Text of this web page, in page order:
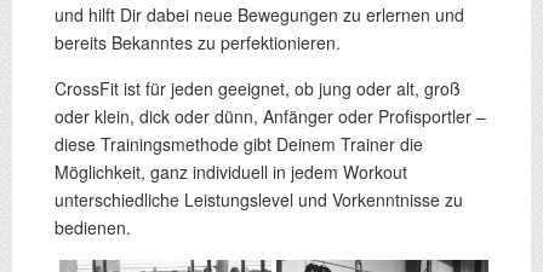
und hilft Dir dabei neue Bewegungen zu erlernen und
bereits Bekanntes zu perfektionieren.
CrossFit ist für jeden geeignet, ob jung oder alt, groß
oder klein, dick oder dünn, Anfänger oder Profisportler –
diese Trainingsmethode gibt Deinem Trainer die
Möglichkeit, ganz individuell in jedem Workout
unterschiedliche Leistungslevel und Vorkenntnisse zu
bedienen.